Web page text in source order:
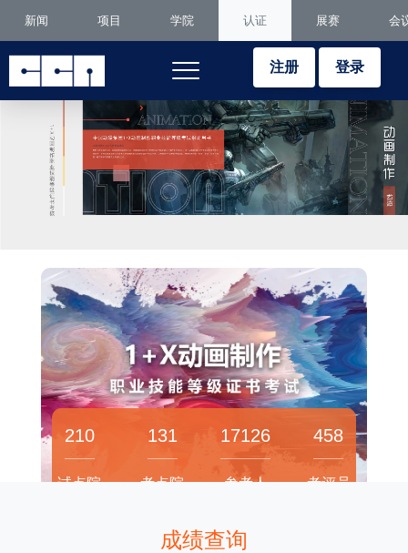
新闻 项目 学院 认证 展赛 会
注册 登录
210
试点院
131
考点院
17126
参考人
458
考评员
成绩查询